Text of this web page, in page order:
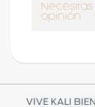
Necesitas
opinión
VIVE KALI